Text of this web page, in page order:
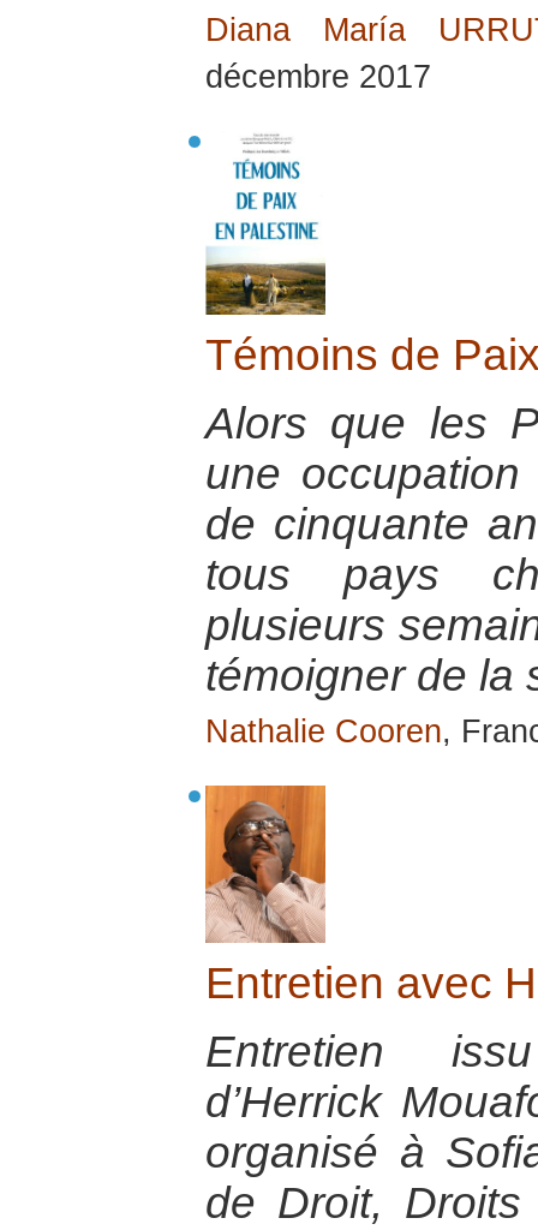
Diana María
décembre 2017
Témoins de
Alors que les
une
de cinquante
tous pays
plusieurs
témoigner de la
Nathalie Cooren,
Entretien avec
Entretien
d’Herrick
organisé à
de Droit,